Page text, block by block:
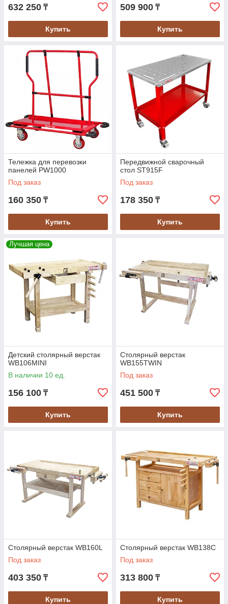
632 250 ₸
Купить
509 900 ₸
Купить
Тележка для перевозки
панелей PW1000
Под заказ
160 350 ₸
Купить
Передвижной сварочный
стол ST915F
Под заказ
178 350 ₸
Купить
Лучшая цена
Детский столярный верстак
WB106MINI
В наличии 10 ед.
156 100 ₸
Купить
Столярный верстак
WB155TWIN
Под заказ
451 500 ₸
Купить
Столярный верстак WB160L
Под заказ
403 350 ₸
Купить
Столярный верстак WB138C
Под заказ
313 800 ₸
Купить